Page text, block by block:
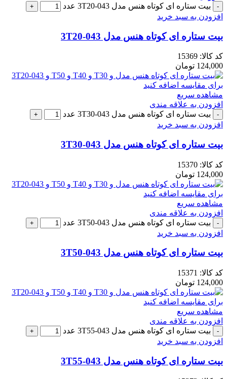
بیت ستاره ای کوتاه هنس مدل 043-3T20 عدد
افزودن به سبد خرید
بیت ستاره ای کوتاه هنس مدل 043-3T20
کد کالا: 15369
124,000 تومان
برای مقایسه اضافه کنید
مشاهده سریع
افزودن به علاقه مندی
بیت ستاره ای کوتاه هنس مدل 043-3T30 عدد
افزودن به سبد خرید
بیت ستاره ای کوتاه هنس مدل 043-3T30
کد کالا: 15370
124,000 تومان
برای مقایسه اضافه کنید
مشاهده سریع
افزودن به علاقه مندی
بیت ستاره ای کوتاه هنس مدل 043-3T50 عدد
افزودن به سبد خرید
بیت ستاره ای کوتاه هنس مدل 043-3T50
کد کالا: 15371
124,000 تومان
برای مقایسه اضافه کنید
مشاهده سریع
افزودن به علاقه مندی
بیت ستاره ای کوتاه هنس مدل 043-3T55 عدد
افزودن به سبد خرید
بیت ستاره ای کوتاه هنس مدل 043-3T55